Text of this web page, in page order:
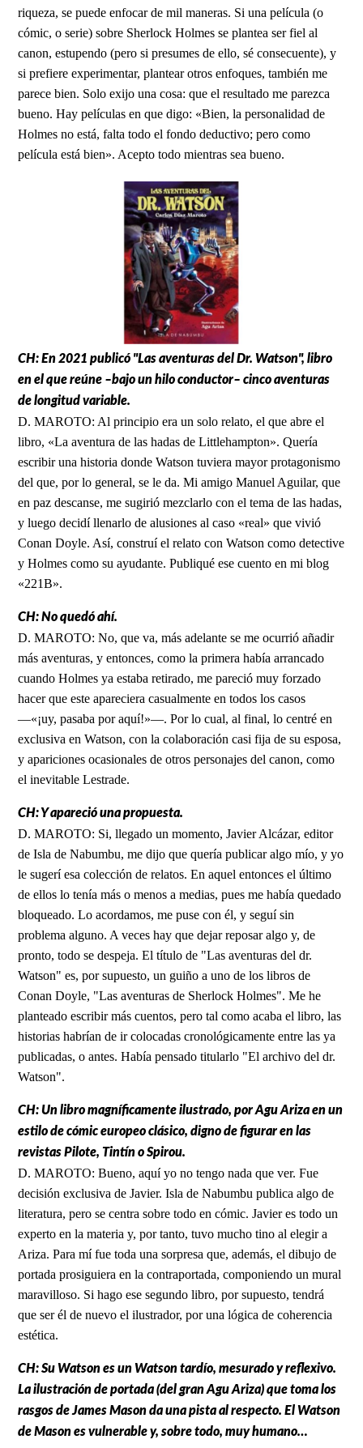
riqueza, se puede enfocar de mil maneras. Si una película (o
cómic, o serie) sobre Sherlock Holmes se plantea ser fiel al
canon, estupendo (pero si presumes de ello, sé consecuente), y
si prefiere experimentar, plantear otros enfoques, también me
parece bien. Solo exijo una cosa: que el resultado me parezca
bueno. Hay películas en que digo: «Bien, la personalidad de
Holmes no está, falta todo el fondo deductivo; pero como
película está bien». Acepto todo mientras sea bueno.
CH: En 2021 publicó "Las aventuras del Dr. Watson", libro
en el que reúne –bajo un hilo conductor– cinco aventuras
de longitud variable.
D. MAROTO: Al principio era un solo relato, el que abre el
libro, «La aventura de las hadas de Littlehampton». Quería
escribir una historia donde Watson tuviera mayor protagonismo
del que, por lo general, se le da. Mi amigo Manuel Aguilar, que
en paz descanse, me sugirió mezclarlo con el tema de las hadas,
y luego decidí llenarlo de alusiones al caso «real» que vivió
Conan Doyle. Así, construí el relato con Watson como detective
y Holmes como su ayudante. Publiqué ese cuento en mi blog
«221B».
CH: No quedó ahí.
D. MAROTO: No, que va, más adelante se me ocurrió añadir
más aventuras, y entonces, como la primera había arrancado
cuando Holmes ya estaba retirado, me pareció muy forzado
hacer que este apareciera casualmente en todos los casos
—«¡uy, pasaba por aquí!»—. Por lo cual, al final, lo centré en
exclusiva en Watson, con la colaboración casi fija de su esposa,
y apariciones ocasionales de otros personajes del canon, como
el inevitable Lestrade.
CH: Y apareció una propuesta.
D. MAROTO: Si, llegado un momento, Javier Alcázar, editor
de Isla de Nabumbu, me dijo que quería publicar algo mío, y yo
le sugerí esa colección de relatos. En aquel entonces el último
de ellos lo tenía más o menos a medias, pues me había quedado
bloqueado. Lo acordamos, me puse con él, y seguí sin
problema alguno. A veces hay que dejar reposar algo y, de
pronto, todo se despeja. El título de "Las aventuras del dr.
Watson" es, por supuesto, un guiño a uno de los libros de
Conan Doyle, "Las aventuras de Sherlock Holmes". Me he
planteado escribir más cuentos, pero tal como acaba el libro, las
historias habrían de ir colocadas cronológicamente entre las ya
publicadas, o antes. Había pensado titularlo "El archivo del dr.
Watson".
CH: Un libro magníficamente ilustrado, por Agu Ariza en un
estilo de cómic europeo clásico, digno de figurar en las
revistas Pilote, Tintín o Spirou.
D. MAROTO: Bueno, aquí yo no tengo nada que ver. Fue
decisión exclusiva de Javier. Isla de Nabumbu publica algo de
literatura, pero se centra sobre todo en cómic. Javier es todo un
experto en la materia y, por tanto, tuvo mucho tino al elegir a
Ariza. Para mí fue toda una sorpresa que, además, el dibujo de
portada prosiguiera en la contraportada, componiendo un mural
maravilloso. Si hago ese segundo libro, por supuesto, tendrá
que ser él de nuevo el ilustrador, por una lógica de coherencia
estética.
CH: Su Watson es un Watson tardío, mesurado y reflexivo.
La ilustración de portada (del gran Agu Ariza) que toma los
rasgos de James Mason da una pista al respecto. El Watson
de Mason es vulnerable y, sobre todo, muy humano…